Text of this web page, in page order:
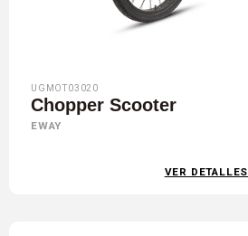
UGMOT03020
Chopper Scooter
EWAY
VER DETALLES